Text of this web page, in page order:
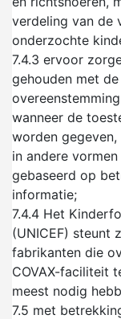
verdeling van de
onderzochte
7.4.3 ervoor
gehouden met
wanneer de
worden
in andere
gebaseerd op
informatie;
7.4.4 Het
(UNICEF) steunt
fabrikanten die
COVAX-faciliteit
meest nodig
7.5 met